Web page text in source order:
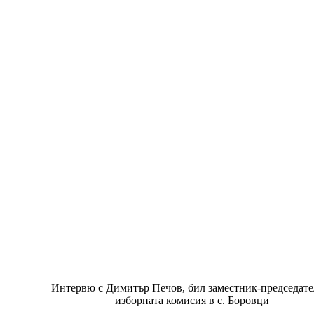
Интервю с Димитър Печов, бил заместник-
изборната комисия в с. Боровци